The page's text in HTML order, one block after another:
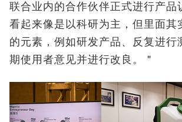
联合业内的合作伙伴正式进行产品
看起来像是以科研为主，但里面其
的元素，例如研发产品、反复进行
期使用者意见并进行改良。＂